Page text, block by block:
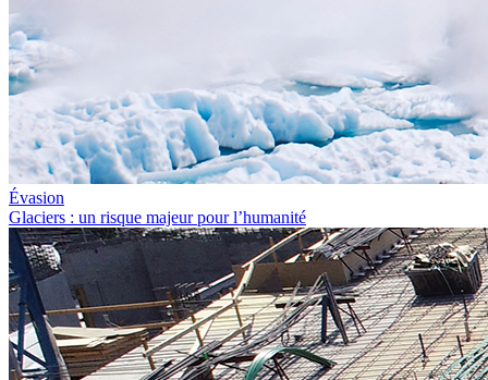
Évasion
Glaciers : un risque majeur pour l’humanité